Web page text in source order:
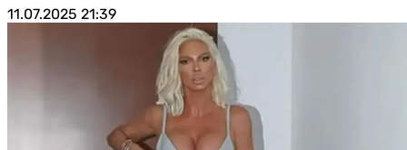
11.07.2025 21:39